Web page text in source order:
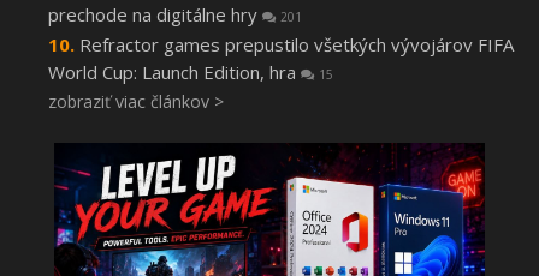
prechode na digitálne hry
201
Refractor games prepustilo všetkých vývojárov FIFA
World Cup: Launch Edition, hra
15
zobraziť viac článkov >